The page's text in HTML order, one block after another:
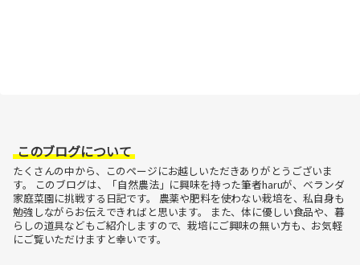
このブログについて
たくさんの中から、このページにお越しいただきありがとうございま
す。
このブログは、「自然農法」に興味を持った筆者haruが、ベランダ
家庭菜園に挑戦する日記です。
農薬や肥料を使わない栽培を、私自身も
勉強しながらお伝えできればと思います。
また、体に優しい食品や、暮
らしの道具などもご紹介しますので、栽培にご興味の無い方も、お気軽
にご覧いただけますと幸いです。